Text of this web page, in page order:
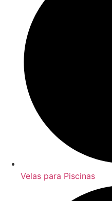
Velas para Piscinas